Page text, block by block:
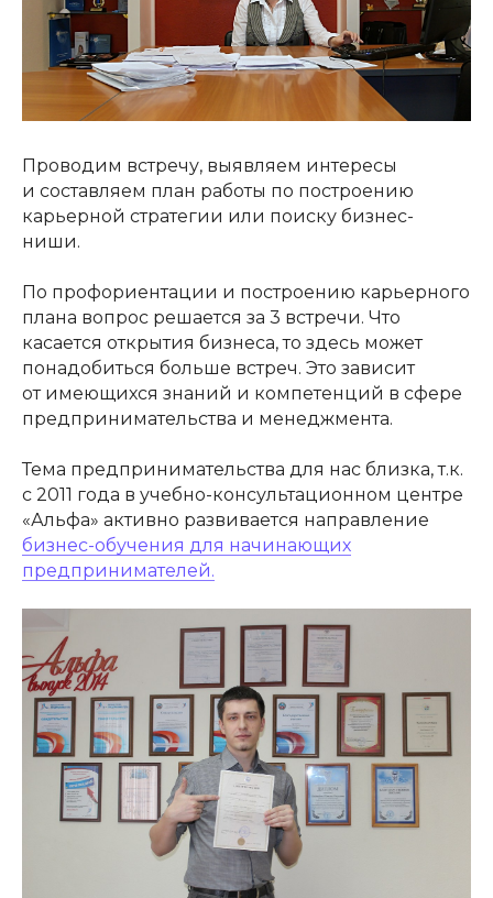
Проводим встречу, выявляем интересы
и составляем план работы по построению
карьерной стратегии или поиску бизнес-
ниши.
По профориентации и построению карьерного
плана вопрос решается за 3 встречи. Что
касается открытия бизнеса, то здесь может
понадобиться больше встреч. Это зависит
от имеющихся знаний и компетенций в сфере
предпринимательства и менеджмента.
Тема предпринимательства для нас близка, т.к.
с 2011 года в учебно-консультационном центре
«Альфа» активно развивается направление
бизнес-обучения для начинающих
предпринимателей.